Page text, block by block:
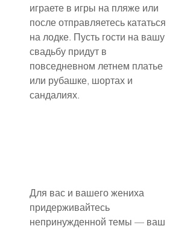
играете в игры на пляже или
после отправляетесь кататься
на лодке. Пусть гости на вашу
свадьбу придут в
повседневном летнем платье
или рубашке, шортах и
сандалиях.
Для вас и вашего жениха
придерживайтесь
непринужденной темы — ваш